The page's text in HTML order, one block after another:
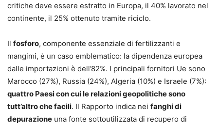
critiche deve essere estratto in Europa, il 40% lavorato nel
continente, il 25% ottenuto tramite riciclo.
Il fosforo, componente essenziale di fertilizzanti e
mangimi, è un caso emblematico: la dipendenza europea
dalle importazioni è dell’82%. I principali fornitori Ue sono
Marocco (27%), Russia (24%), Algeria (10%) e Israele (7%):
quattro Paesi con cui le relazioni geopolitiche sono
tutt’altro che facili. Il Rapporto indica nei fanghi di
depurazione una fonte sottoutilizzata di recupero di